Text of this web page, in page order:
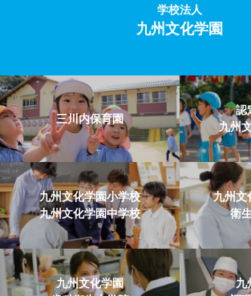
学校法人
九州文化学園
三川内保育園
認
九州
九州文化学園小学校
九州文化学園中学校
九州文
衛
九州文化学園
九